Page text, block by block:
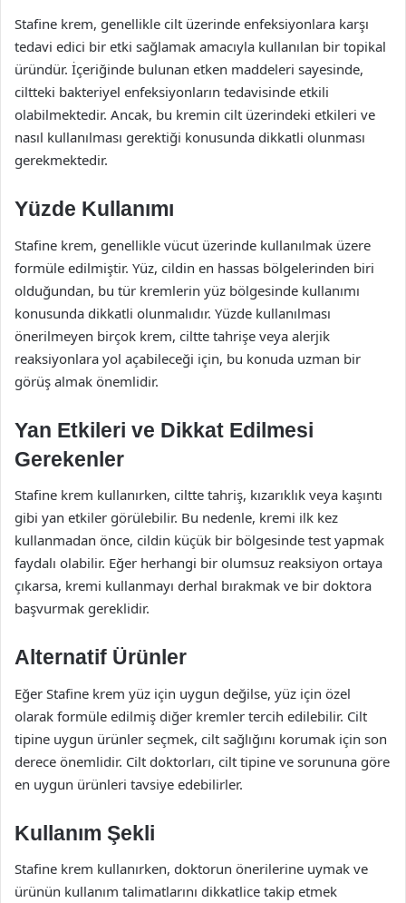
Stafine krem, genellikle cilt üzerinde enfeksiyonlara karşı
tedavi edici bir etki sağlamak amacıyla kullanılan bir topikal
üründür. İçeriğinde bulunan etken maddeleri sayesinde,
ciltteki bakteriyel enfeksiyonların tedavisinde etkili
olabilmektedir. Ancak, bu kremin cilt üzerindeki etkileri ve
nasıl kullanılması gerektiği konusunda dikkatli olunması
gerekmektedir.
Yüzde Kullanımı
Stafine krem, genellikle vücut üzerinde kullanılmak üzere
formüle edilmiştir. Yüz, cildin en hassas bölgelerinden biri
olduğundan, bu tür kremlerin yüz bölgesinde kullanımı
konusunda dikkatli olunmalıdır. Yüzde kullanılması
önerilmeyen birçok krem, ciltte tahrişe veya alerjik
reaksiyonlara yol açabileceği için, bu konuda uzman bir
görüş almak önemlidir.
Yan Etkileri ve Dikkat Edilmesi
Gerekenler
Stafine krem kullanırken, ciltte tahriş, kızarıklık veya kaşıntı
gibi yan etkiler görülebilir. Bu nedenle, kremi ilk kez
kullanmadan önce, cildin küçük bir bölgesinde test yapmak
faydalı olabilir. Eğer herhangi bir olumsuz reaksiyon ortaya
çıkarsa, kremi kullanmayı derhal bırakmak ve bir doktora
başvurmak gereklidir.
Alternatif Ürünler
Eğer Stafine krem yüz için uygun değilse, yüz için özel
olarak formüle edilmiş diğer kremler tercih edilebilir. Cilt
tipine uygun ürünler seçmek, cilt sağlığını korumak için son
derece önemlidir. Cilt doktorları, cilt tipine ve sorununa göre
en uygun ürünleri tavsiye edebilirler.
Kullanım Şekli
Stafine krem kullanırken, doktorun önerilerine uymak ve
ürünün kullanım talimatlarını dikkatlice takip etmek